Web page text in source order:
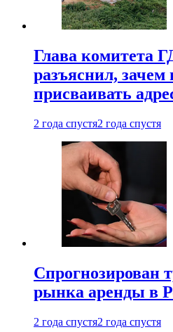
Глава комитета
разъяснил, зачем
присваивать
2 года спустя2 года спустя
Спрогнозирован
рынка аренды в
2 года спустя2 года спустя